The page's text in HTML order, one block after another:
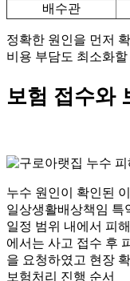
배수관
정확한 원인을 먼저
비용 부담도 최소화
보험 접수와
누수 원인이 확인된
일상생활배상책임 특
일정 범위 내에서 피
에서는 사고 접수 후
을 요청하였고 현장
보험처리 진행 순서